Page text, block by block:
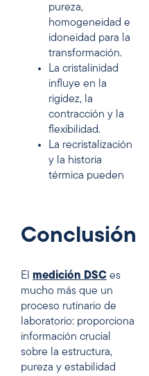
pureza,
homogeneidad e
idoneidad para la
transformación.
La cristalinidad
influye en la
rigidez, la
contracción y la
flexibilidad.
La recristalización
y la historia
térmica pueden
Conclusión
El medición DSC es
mucho más que un
proceso rutinario de
laboratorio: proporciona
información crucial
sobre la estructura,
pureza y estabilidad
una preparación
normalizada y una
evaluación
estructurada, se
pueden identificar las
fuentes de error,
optimizar las